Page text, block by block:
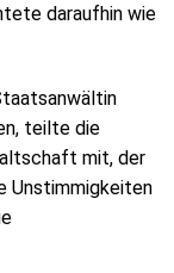
daraufhin wie
teilte die
mit, der
Unstimmigkeiten